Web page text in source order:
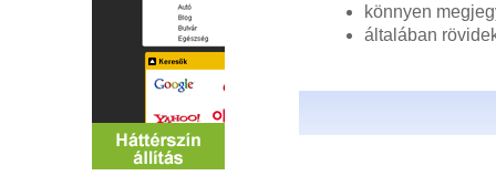
könnyen
általában